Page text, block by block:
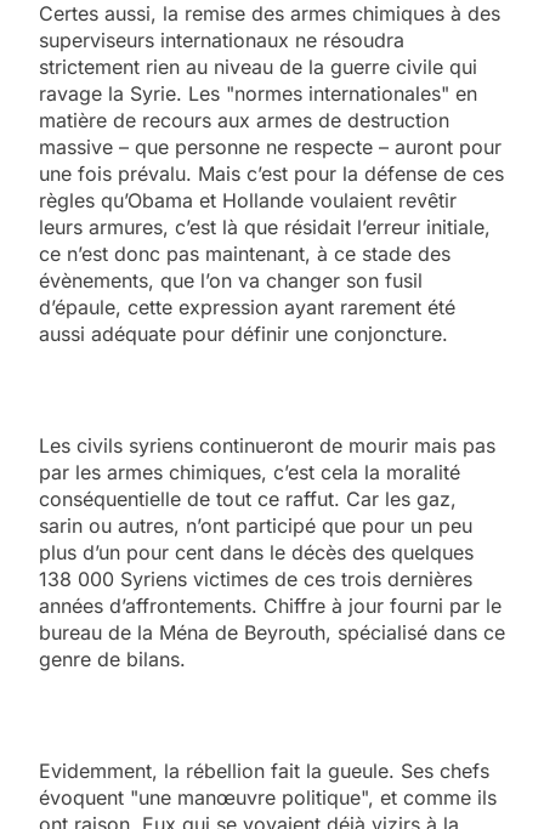
Certes aussi, la remise des armes chimiques à des
superviseurs internationaux ne résoudra
strictement rien au niveau de la guerre civile qui
ravage la Syrie. Les "normes internationales" en
matière de recours aux armes de destruction
massive – que personne ne respecte – auront pour
une fois prévalu. Mais c’est pour la défense de ces
règles qu’Obama et Hollande voulaient revêtir
leurs armures, c’est là que résidait l’erreur initiale,
ce n’est donc pas maintenant, à ce stade des
évènements, que l’on va changer son fusil
d’épaule, cette expression ayant rarement été
aussi adéquate pour définir une conjoncture.
Les civils syriens continueront de mourir mais pas
par les armes chimiques, c’est cela la moralité
conséquentielle de tout ce raffut. Car les gaz,
sarin ou autres, n’ont participé que pour un peu
plus d’un pour cent dans le décès des quelques
138 000 Syriens victimes de ces trois dernières
années d’affrontements. Chiffre à jour fourni par le
bureau de la Ména de Beyrouth, spécialisé dans ce
genre de bilans.
Evidemment, la rébellion fait la gueule. Ses chefs
évoquent "une manœuvre politique", et comme ils